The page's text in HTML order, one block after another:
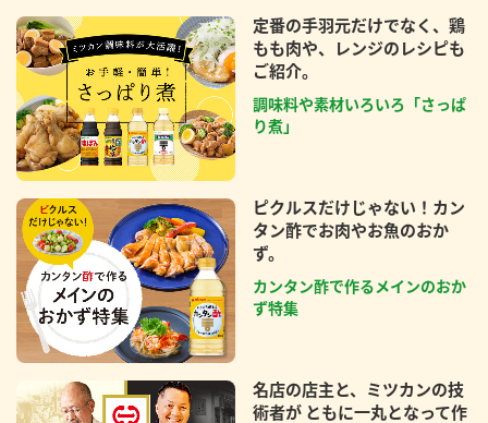
定番の手羽元だけでなく、鶏
もも肉や、レンジのレシピも
ご紹介。
調味料や素材いろいろ「さっぱ
り煮」
ピクルスだけじゃない！カン
タン酢でお肉やお魚のおか
ず。
カンタン酢で作るメインのおか
ず特集
名店の店主と、ミツカンの技
術者が ともに一丸となって作